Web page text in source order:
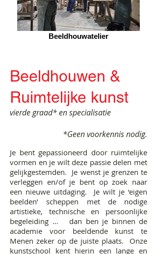
Beeldhouwatelier
Beeldhouwen &
Ruimtelijke kunst
vierde graad* en specialisatie
*Geen voorkennis nodig.
Je bent gepassioneerd door ruimtelijke
vormen en je wilt deze passie delen met
gelijkgestemden. Je wenst je grenzen te
verleggen en/of je bent op zoek naar
een nieuwe uitdaging. Je wilt je ‘eigen
beelden’ scheppen met de nodige
artistieke, technische en persoonlijke
begeleiding … dan ben je binnen de
academie voor beeldende kunst te
Menen zeker op de juiste plaats. Onze
kunstschool kent hierin een lange en